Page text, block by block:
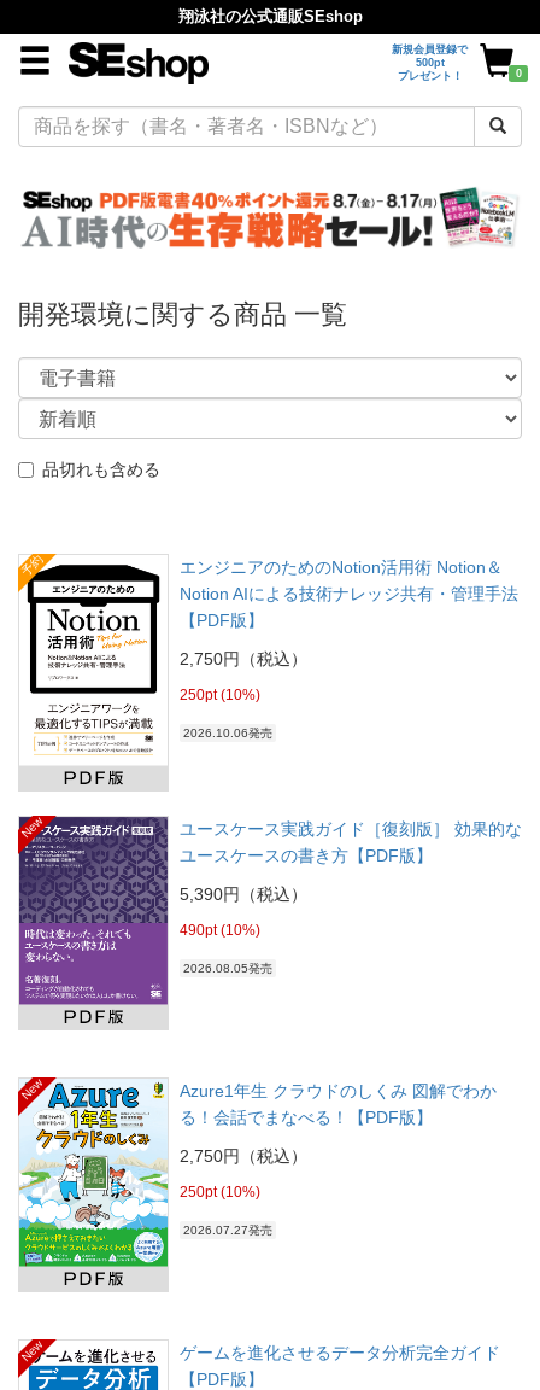
翔泳社の公式通販SEshop
新規会員登録で
500pt
プレゼント！
0
開発環境に関する商品 一覧
品切れも含める
予約
エンジニアのためのNotion活用術 Notion＆
Notion AIによる技術ナレッジ共有・管理手法
【PDF版】
2,750円（税込）
250pt (10%)
2026.10.06発売
New
ユースケース実践ガイド［復刻版］ 効果的な
ユースケースの書き方【PDF版】
5,390円（税込）
490pt (10%)
2026.08.05発売
New
Azure1年生 クラウドのしくみ 図解でわか
る！会話でまなべる！【PDF版】
2,750円（税込）
250pt (10%)
2026.07.27発売
New
ゲームを進化させるデータ分析完全ガイド
【PDF版】